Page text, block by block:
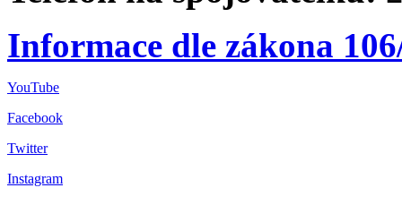
Informace dle zákona
YouTube
Facebook
Twitter
Instagram